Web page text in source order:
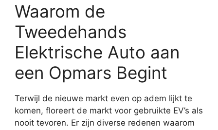
Waarom de
Tweedehands
Elektrische Auto aan
een Opmars Begint
Terwijl de nieuwe markt even op adem lijkt te
komen, floreert de markt voor gebruikte EV’s als
nooit tevoren. Er zijn diverse redenen waarom